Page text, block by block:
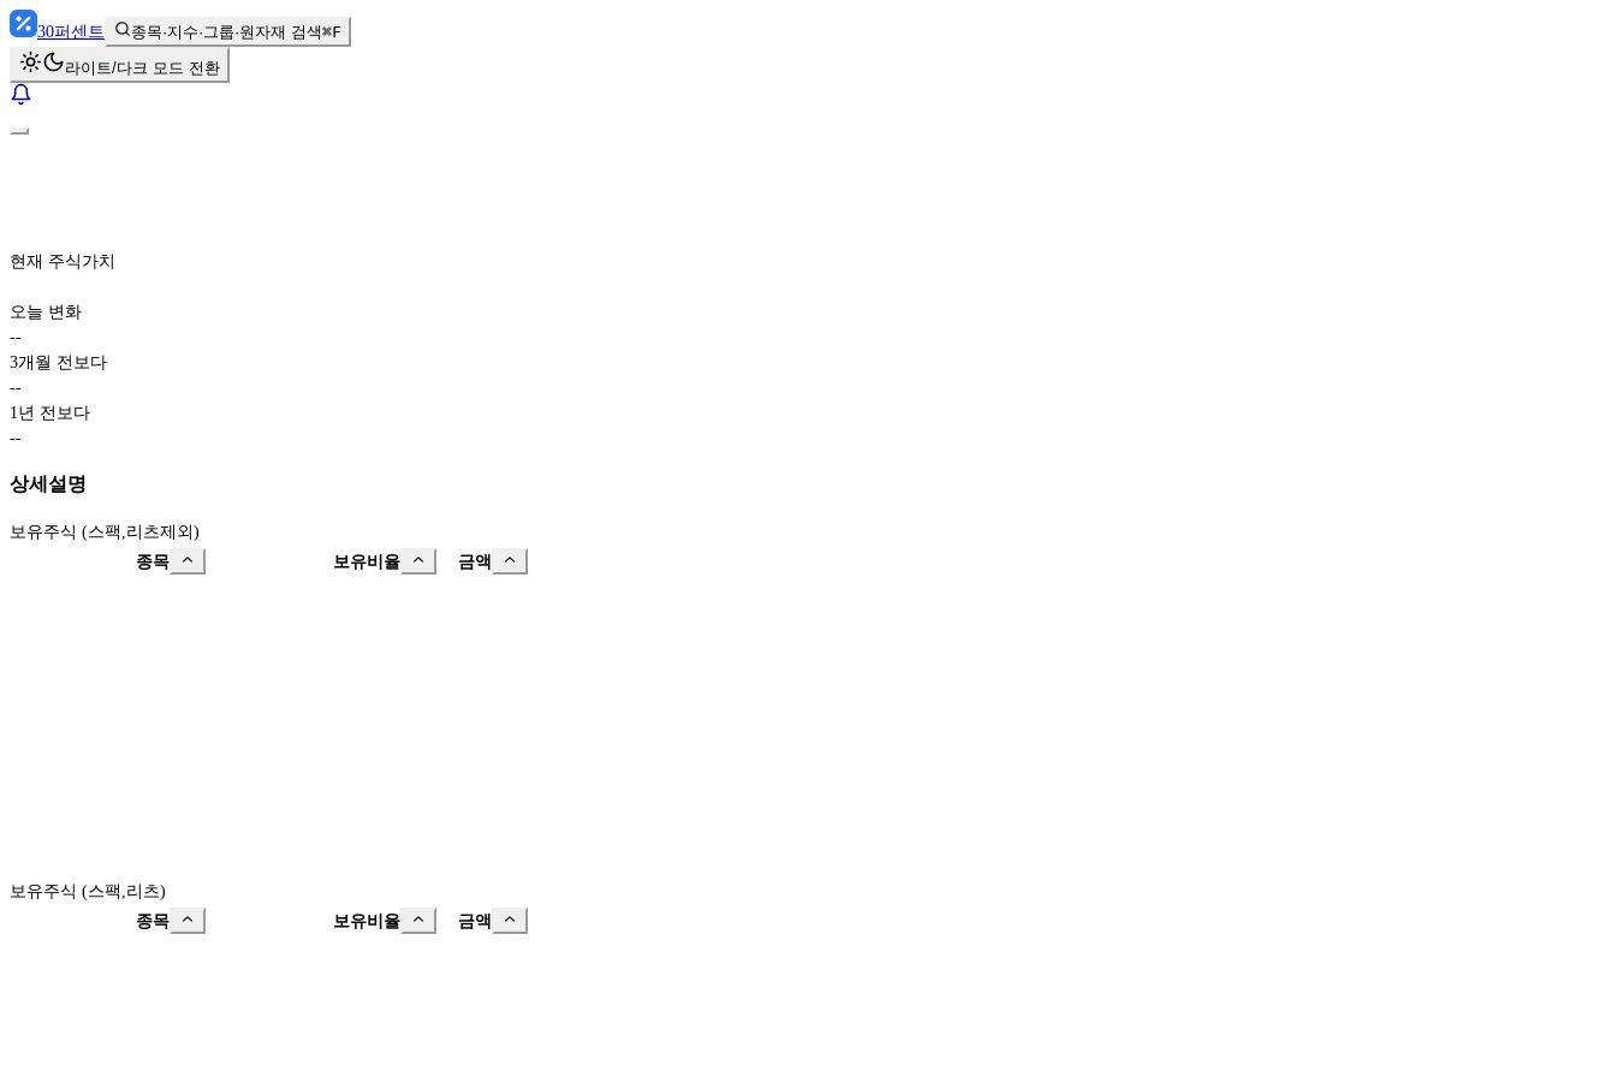
30퍼센트 종목·지수·그룹·원자재 검색⌘F
라이트/다크 모드 전환
현재 주식가치
오늘 변화
--
3개월 전보다
--
1년 전보다
--
상세설명
보유주식 (스팩,리츠제외)
종목
보유비율 금액
보유주식 (스팩,리츠)
종목
보유비율 금액